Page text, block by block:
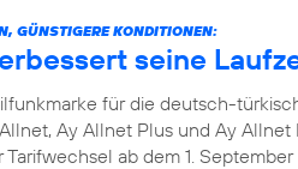
GÜNSTIGERE KONDITIONEN:
seine
für die deutsch-
Ay Allnet Plus und Ay
Tarifwechsel ab dem 1.